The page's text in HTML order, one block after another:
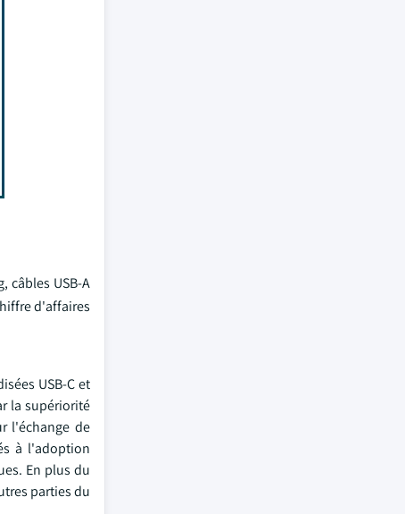
câbles USB-A
d'affaires
USB-C et
la supériorité
l'échange de
à l'adoption
En plus du
parties du